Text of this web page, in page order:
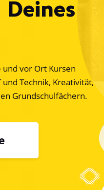
vor Ort Kursen
Technik, Kreativität,
Grundschulfächern.